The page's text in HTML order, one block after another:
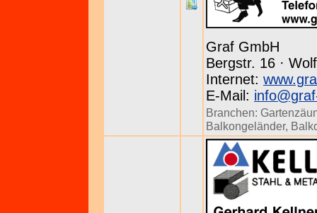
Graf GmbH
Bergstr. 16 ·
Internet:
E-Mail:
Branchen:
Balkongeländer,